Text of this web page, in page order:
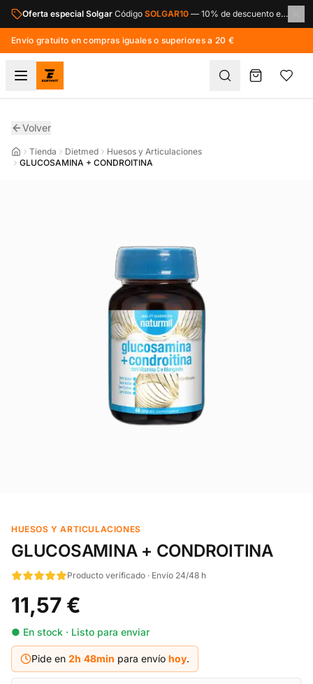
Saltar al contenido principal
Oferta especial Solgar Código SOLGAR10 — 10% de descuento en toda la marca Solgar.
Envío gratuito en compras iguales o superiores a 20 €
Volver
Tienda Dietmed
Huesos y Articulaciones
GLUCOSAMINA + CONDROITINA
HUESOS Y ARTICULACIONES
GLUCOSAMINA + CONDROITINA
Producto verificado · Envío 24/48 h
11,57 €
● En stock · Listo para enviar
Pide en 2h 48min para envío hoy.